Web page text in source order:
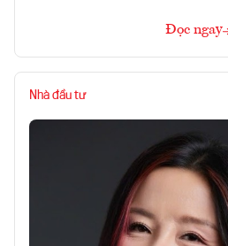
Đọc ngay
Nhà đầu tư